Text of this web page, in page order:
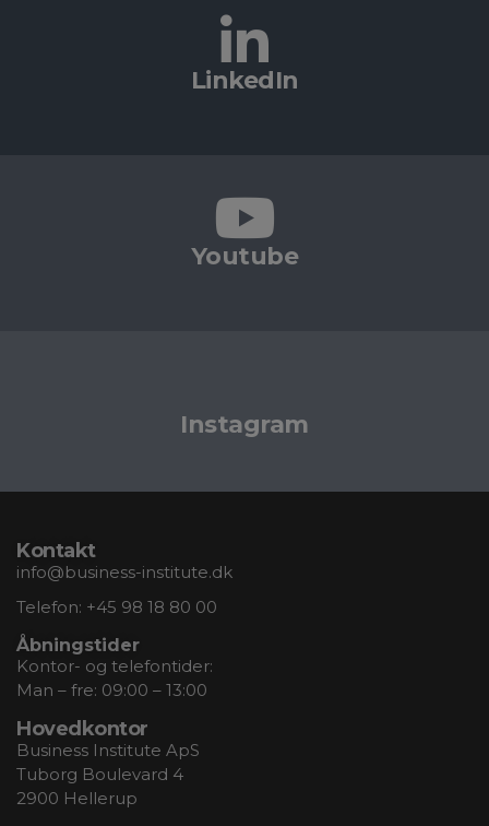
LinkedIn
Youtube
Instagram
Kontakt
info@business-institute.dk
Telefon: +45 98 18 80 00
Åbningstider
Kontor- og telefontider:
Man – fre: 09:00 – 13:00
Hovedkontor
Business Institute ApS
Tuborg Boulevard 4
2900 Hellerup